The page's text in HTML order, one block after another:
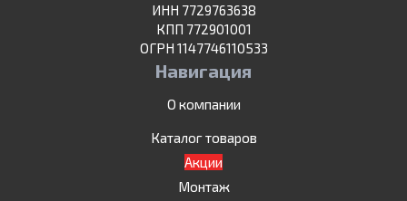
ИНН 7729763638
КПП 772901001
ОГРН 1147746110533
Навигация
О компании
Каталог товаров
Акции
Монтаж